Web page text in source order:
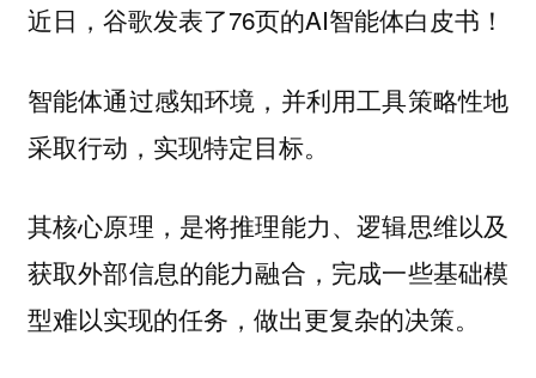
近日，谷歌发表了76页的AI智能体白皮书！
智能体通过感知环境，并利用工具策略性地
采取行动，实现特定目标。
其核心原理，是将推理能力、逻辑思维以及
获取外部信息的能力融合，完成一些基础模
型难以实现的任务，做出更复杂的决策。